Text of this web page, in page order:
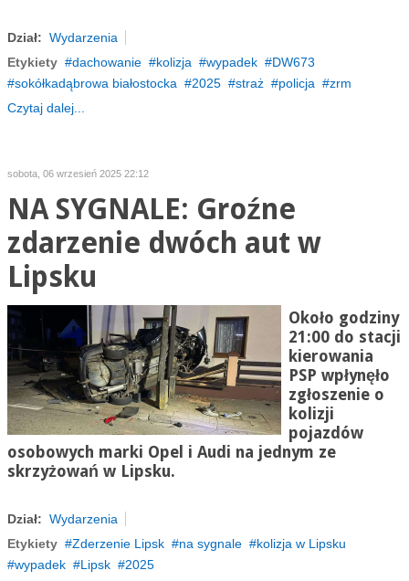
Dział: Wydarzenia
Etykiety
dachowanie kolizja wypadek
DW673
sokółkadąbrowa białostocka
2025 straż policja
zrm
Czytaj dalej...
sobota, 06 wrzesień 2025 22:12
NA SYGNALE: Groźne
zdarzenie dwóch aut w
Lipsku
Około godziny
21:00 do stacji
kierowania
PSP wpłynęło
zgłoszenie o
kolizji
pojazdów
osobowych marki Opel i Audi na jednym ze
skrzyżowań w Lipsku.
Dział: Wydarzenia
Etykiety
Zderzenie Lipsk na sygnale
kolizja w Lipsku
wypadek
Lipsk 2025